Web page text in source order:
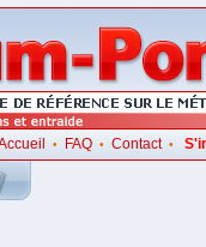
• FAQ• Contact•